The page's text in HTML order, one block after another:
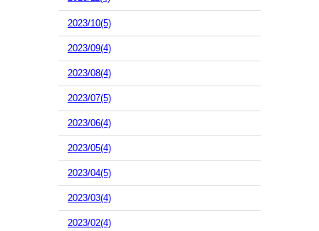
2023/10(5)
2023/09(4)
2023/08(4)
2023/07(5)
2023/06(4)
2023/05(4)
2023/04(5)
2023/03(4)
2023/02(4)